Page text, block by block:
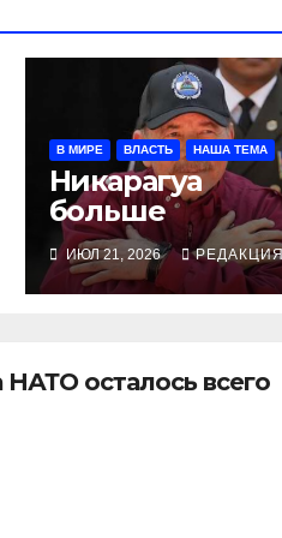
В МИРЕ ВЛАСТЬ НАША ТЕМА
Никарагуа
больше
ИЮЛ 21, 2026
осталось всего